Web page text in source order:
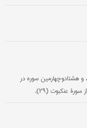
هشتاد‌وچهارمین سوره در